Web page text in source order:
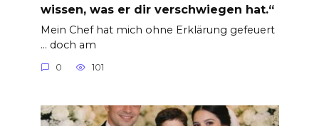
wissen, was er dir verschwiegen hat.“
Mein Chef hat mich ohne Erklärung gefeuert
… doch am
0 101